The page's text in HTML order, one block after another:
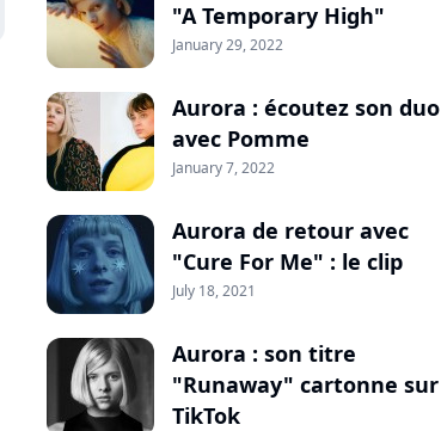
"A Temporary High"
January 29, 2022
Aurora : écoutez son duo
avec Pomme
January 7, 2022
Aurora de retour avec
"Cure For Me" : le clip
July 18, 2021
Aurora : son titre
"Runaway" cartonne sur
TikTok